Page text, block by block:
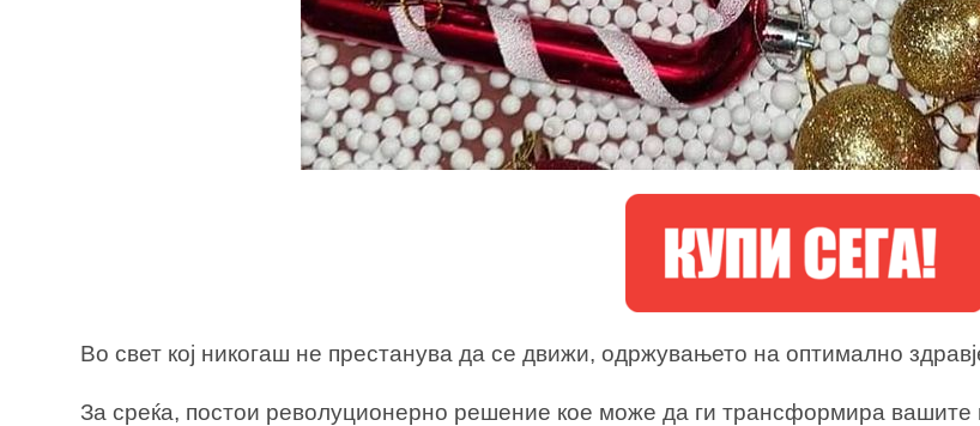
Во свет кој никогаш не престанува да се движи, одржувањето на оптимално
За среќа, постои револуционерно решение кое може да ги трансформира вашите